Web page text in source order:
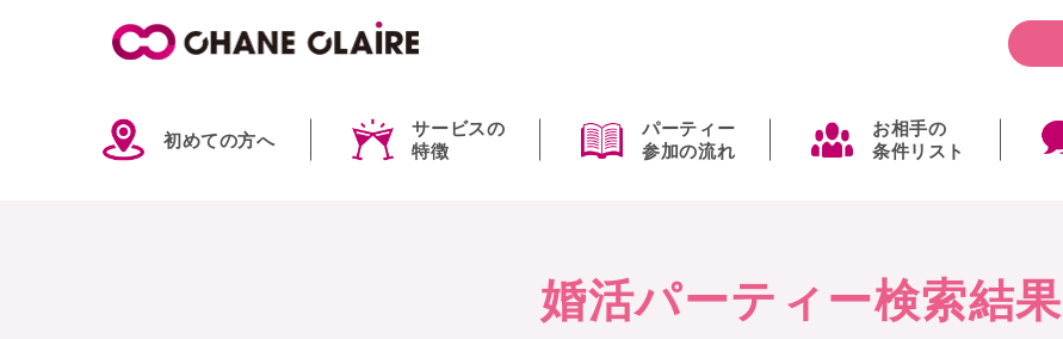
初めての方へ
サービスの
特徴
パーティー
参加の流れ
お相手の
条件リスト
婚活パーティー検索結果